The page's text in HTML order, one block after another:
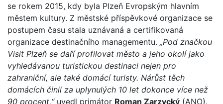
se rokem 2015, kdy byla Plzeň Evropským hlavním
městem kultury. Z městské příspěvkové organizace se
postupem času stala uznávaná a certifikovaná
organizace destinačního managementu. „Pod značkou
Visit Plzeň se daří profilovat město a jeho okolí jako
vyhledávanou turistickou destinaci nejen pro
zahraniční, ale také domácí turisty. Nárůst těch
domácích činil za uplynulých 10 let dokonce více než
90 procent,“uvedl primátor Roman Zarzycký (ANO).